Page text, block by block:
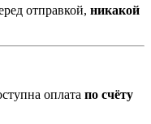
отправкой, никакой
оплата по счёту